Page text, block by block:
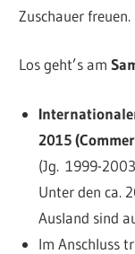
Zuschauer freuen.
Los geht’s am
2015
(Jg. 1999-­
Unter den ca.
Ausland sind
Im Anschluss